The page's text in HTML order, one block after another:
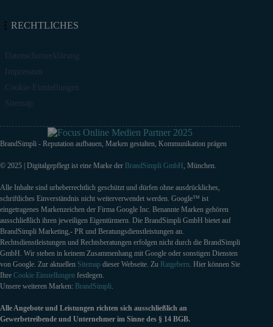
RECHTLICHES
Datenschutzerklärung
Impressum
Cookie-Einstellungen
Sitemap
BrandSimpli - Reputation aufbauen, Marken gestalten, Kommunikation prägen
© 2025 | Digitalgepflegt ist eine Marke der BrandSimpli GmbH , München.
Alle Inhalte sind urheberrechtlich geschützt und dürfen ohne ausdrückliches,
schriftliches Einverständnis nicht weiterverwendet werden. Google™ ist
eingetragenes Markenzeichen der Firma Google Inc. Benannte Marken gehören
ausschließlich ihren jeweiligen Eigentürmern. Die BrandSimpli GmbH bietet auf
BrandSimpli Marketing,- PR und Beratungsdienstleistungen an.
Rechtsdienstleistungen und Rechtsberatungen erfolgen nicht durch die BrandSimpli
GmbH. Wir stehen in keinem Zusammenhang mit Google oder sonstigen Diensten
von Google. Zur aktuellen Sitemap dieser Webseite. Zu Ratgebern. Hier können Sie
Ihre Cookie Einstellungen festlegen.
Unsere weiteren Marken: BrandSimpli.
Alle Angebote und Leistungen richten sich ausschließlich an
Gewerbetreibende und Unternehmer im Sinne des § 14 BGB.